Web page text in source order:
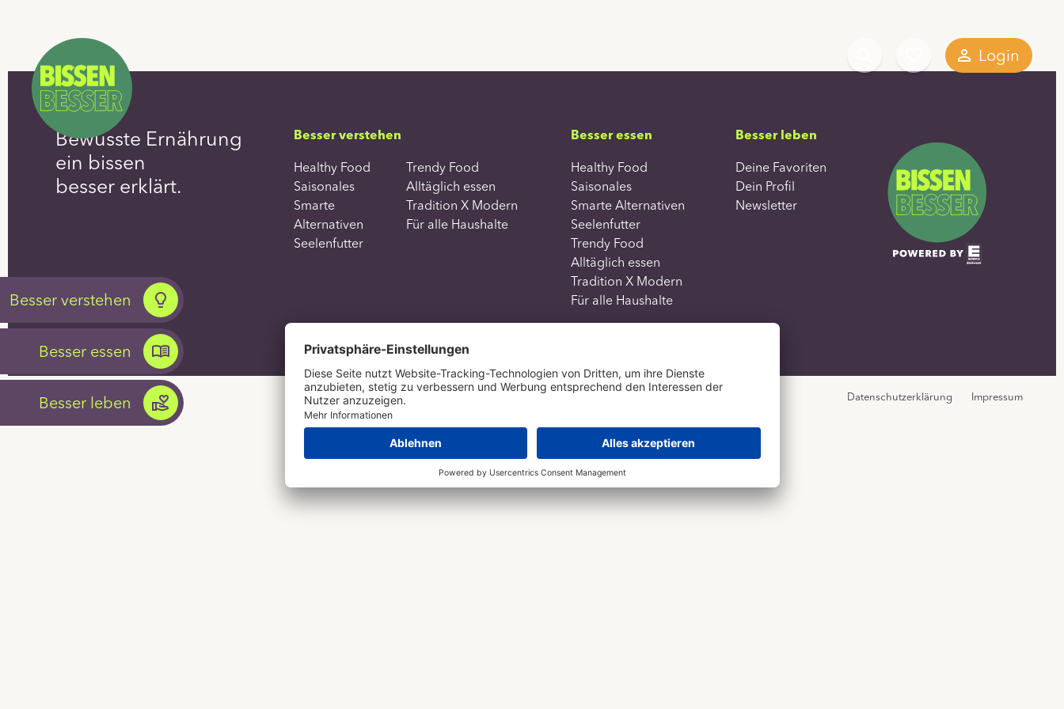
Was suchst du?
Login
Besser verstehen
Besser essen
Besser leben
Bewusste Ernährung
ein bissen
besser erklärt.
Besser verstehen
Healthy Food
Saisonales
Smarte
Alternativen
Seelenfutter
Trendy Food
Alltäglich essen
Tradition X Modern
Für alle Haushalte
Besser essen
Healthy Food
Saisonales
Smarte Alternativen
Seelenfutter
Trendy Food
Alltäglich essen
Tradition X Modern
Für alle Haushalte
Besser leben
Deine Favoriten
Dein Profil
Newsletter
Copyright all rights reserved 2026
Datenschutzerklärung Impressum